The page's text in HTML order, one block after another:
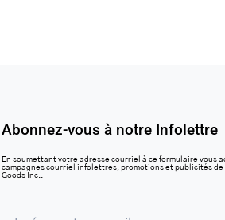
Abonnez-vous à notre Infolettre
En soumettant votre adresse courriel à ce formulaire vous
campagnes courriel infolettres, promotions et publicités de
Goods Inc..